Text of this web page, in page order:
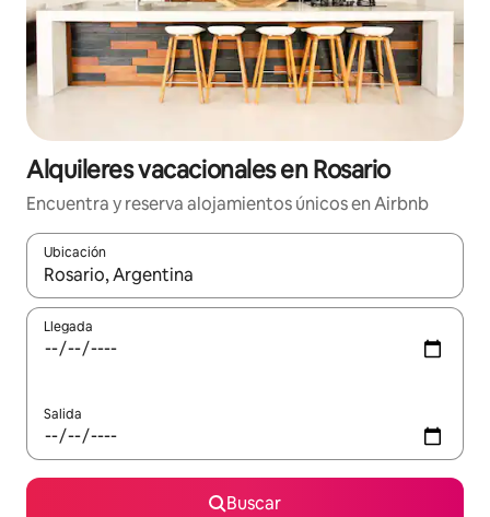
Alquileres vacacionales en Rosario
Encuentra y reserva alojamientos únicos en Airbnb
Ubicación
Cuando los resultados estén disponibles, navega con las
Llegada
Salida
Buscar